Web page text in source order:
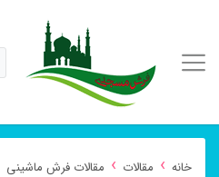
خانه › مقالات › مقالات فرش ماشینی